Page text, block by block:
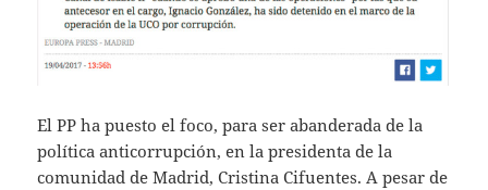
El PP ha puesto el foco, para ser abanderada de la
política anticorrupción, en la presidenta de la
comunidad de Madrid, Cristina Cifuentes. A pesar de